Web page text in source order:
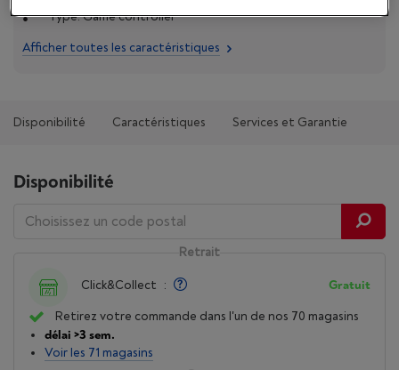
Type: Game controller
Afficher toutes les caractéristiques
Disponibilité Caractéristiques Services et Garantie
Disponibilité
Retrait
Click&Collect : Gratuit
Retirez votre commande dans l'un de nos 70 magasins
délai >3 sem.
Voir les 71 magasins